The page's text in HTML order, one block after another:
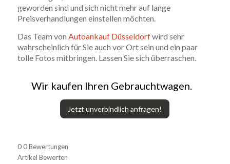
geworden sind und sich nicht mehr auf lange
Preisverhandlungen einstellen möchten.
Das Team von Autoankauf Düsseldorfwird sehr
wahrscheinlich für Sie auch vor Ort sein und ein paar
tolle Fotos mitbringen. Lassen Sie sich überraschen.
Wir kaufen Ihren Gebrauchtwagen.
Jetzt unverbindlich anfragen!
0 0 Bewertungen
Artikel Bewerten